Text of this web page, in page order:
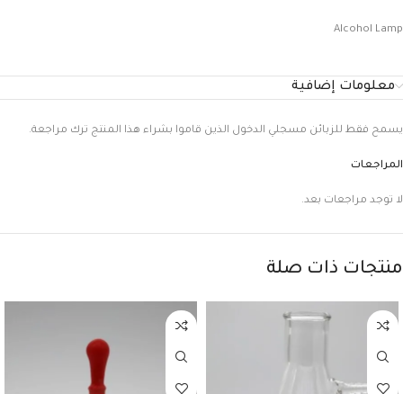
Alcohol Lamp
معلومات إضافية
المراجعات
لا توجد مراجعات بعد.
يسمح فقط للزبائن مسجلي الدخول الذين قاموا بشراء هذا المنتج ترك مراجعة.
منتجات ذات صلة